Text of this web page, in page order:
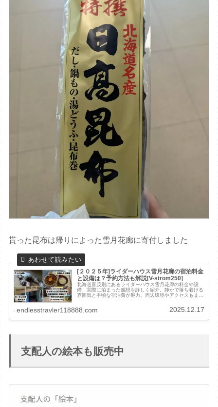
貰った昆布は帰りによった雪月花廊に寄付しました
[２０２５年]ライダーハウス雪月花廊の宿泊料金
と設備は？予約方法も解説[V-strom250]
北海道喜茂別にあるライダーハウス雪月花廊の料金や設
備、実際に泊まった感想を詳しく紹介。静かで落ち着ける
雰囲気と手頃な宿泊費が魅力。周辺環境やアクセスもまと
endlesstravler118888.com 2025.12.17
支配人の絵本も販売中